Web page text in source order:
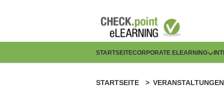
H
STARTSEITECORPORATE ELEARNING
P
STARTSEITE VERANSTALTUNGEN